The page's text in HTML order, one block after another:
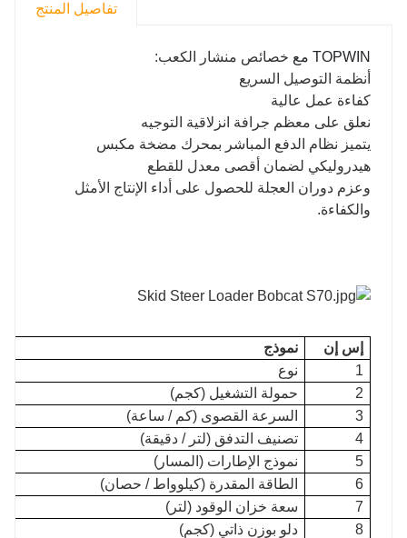
تفاصيل المنتج
TOPWIN مع
خصائص منشار الكعب:
أنظمة التوصيل السريع
كفاءة عمل عالية
نعلق على معظم جرافة انزلاقية التوجيه
يتميز نظام الدفع المباشر بمحرك مضخة مكبس
هيدروليكي لضمان أقصى معدل للقطع
وعزم دوران العجلة للحصول على أداء الإنتاج الأمثل
والكفاءة.
إس إن
نموذج
1
نوع
2
حمولة التشغيل (كجم)
3
السرعة القصوى (كم / ساعة)
4
تصنيف التدفق (لتر / دقيقة)
5
نموذج الإطارات (المسار)
6
الطاقة المقدرة (كيلوواط / حصان)
7
سعة خزان الوقود (لتر)
8
دلو بوزن ذاتي (كجم)